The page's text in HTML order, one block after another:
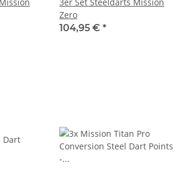
Zero
104,95 € *